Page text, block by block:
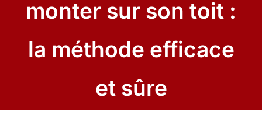
monter sur son toit :
la méthode efficace
et sûre